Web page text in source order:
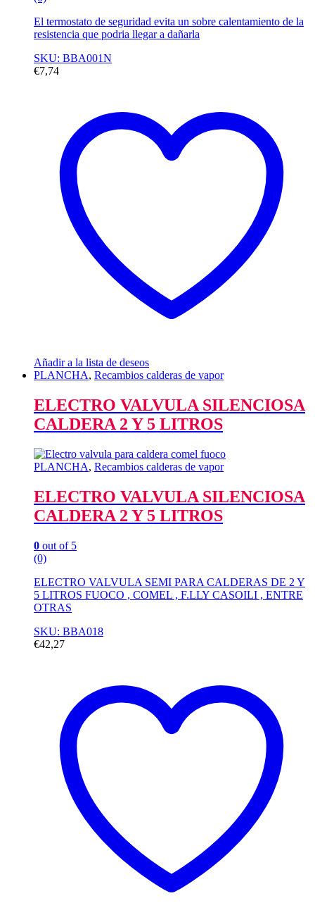
El termostato de seguridad evita un sobre calentamiento de la
resistencia que podria llegar a dañarla
SKU: BBA001N
€7,74
Añadir a la lista de deseos
PLANCHA, Recambios calderas de vapor
ELECTRO VALVULA SILENCIOSA
CALDERA 2 Y 5 LITROS
PLANCHA, Recambios calderas de vapor
ELECTRO VALVULA SILENCIOSA
CALDERA 2 Y 5 LITROS
0 out of 5
(0)
ELECTRO VALVULA SEMI PARA CALDERAS DE 2 Y
5 LITROS FUOCO , COMEL , F.LLY CASOILI , ENTRE
OTRAS
SKU: BBA018
€42,27